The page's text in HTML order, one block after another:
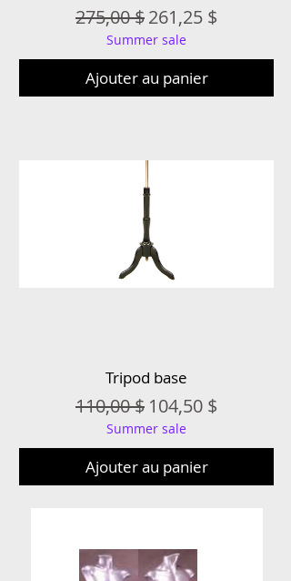
Prix original
275,00 $Prix promotionnel
261,25 $
Summer sale
Ajouter au panier
Tripod base
Prix original
110,00 $ Prix promotionnel
104,50 $
Summer sale
Ajouter au panier